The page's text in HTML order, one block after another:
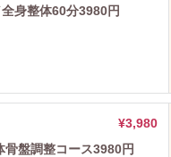
身整体60分3980円
¥3,980
盤調整コース3980円